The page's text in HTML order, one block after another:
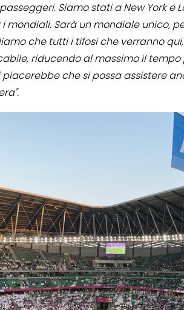
Siamo stati a New York e
i mondiali. Sarà un mondiale unico,
che tutti i tifosi che verranno
riducendo al massimo il
piacerebbe che si possa assistere